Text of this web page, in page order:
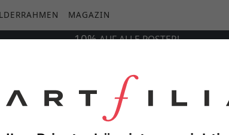
MAGAZIN
10%AUFALLEPOSTER!